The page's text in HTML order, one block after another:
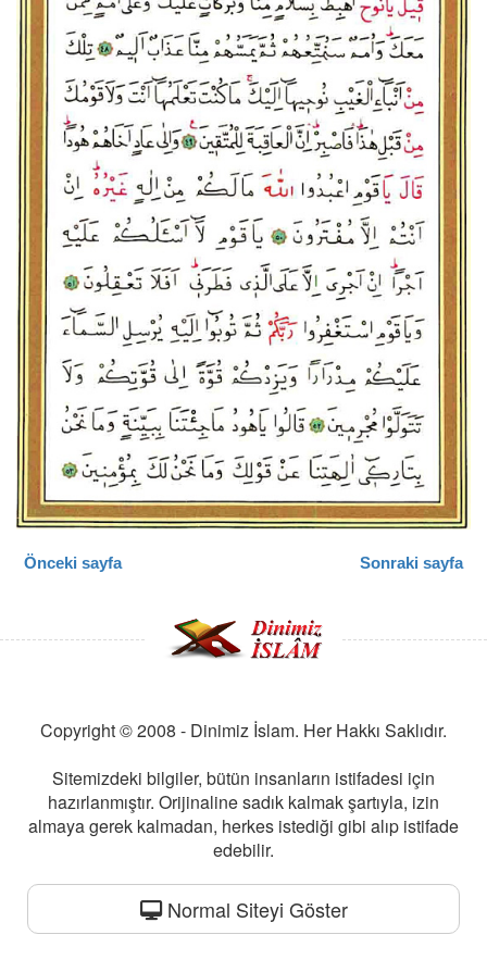
Önceki sayfa Sonraki sayfa
Copyright © 2008 - Dinimiz İslam. Her Hakkı Saklıdır.
Sitemizdeki bilgiler, bütün insanların istifadesi için
hazırlanmıştır. Orijinaline sadık kalmak şartıyla, izin
almaya gerek kalmadan, herkes istediği gibi alıp istifade
edebilir.
Normal Siteyi Göster